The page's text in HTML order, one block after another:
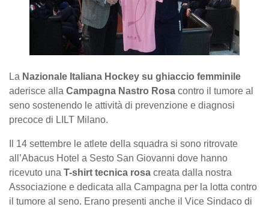
La Nazionale Italiana Hockey su ghiaccio femminile
aderisce alla Campagna Nastro Rosa contro il tumore al
seno sostenendo le attività di prevenzione e diagnosi
precoce di LILT Milano.
Il 14 settembre le atlete della squadra si sono ritrovate
all’Abacus Hotel a Sesto San Giovanni dove hanno
ricevuto una T-shirt tecnica rosa creata dalla nostra
Associazione e dedicata alla Campagna per la lotta contro
il tumore al seno. Erano presenti anche il Vice Sindaco di